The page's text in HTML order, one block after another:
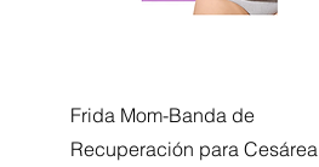
Vista rápida
Frida Mom-Banda de
Recuperación para Cesárea